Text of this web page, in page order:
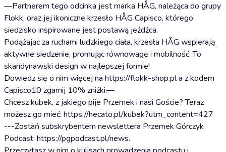
—Partnerem tego odcinka jest marka HÅG, należąca do grupy
Flokk, oraz jej ikoniczne krzesło HÅG Capisco, którego
siedzisko inspirowane jest postawą jeźdźca.
Podążając za ruchami ludzkiego ciała, krzesła HÅG wspierają
aktywne siedzenie, promując równowagę i mobilność. To
skandynawski design w najlepszej formie!
Dowiedz się o nim więcej na https://flokk-shop.pl a z kodem
Capisco10 zgarnij 10% zniżki.—
Chcesz kubek, z jakiego pije Przemek i nasi Goście? Teraz
możesz go mieć: https://hecato.pl/kubek?utm_content=427
---Zostań subskrybentem newslettera Przemek Górczyk
Podcast: https://pgpodcast.pl/news.